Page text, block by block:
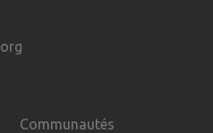
Communautés